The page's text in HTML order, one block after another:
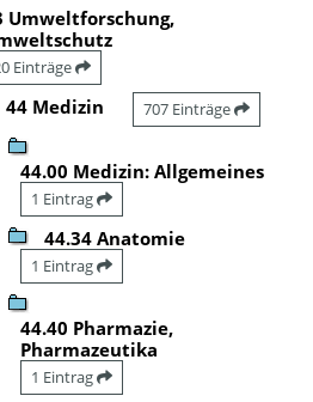
Umweltforschung,
Einträge
44 Medizin 707 Einträge
44.00 Medizin: Allgemeines
1 Eintrag
44.34 Anatomie
1 Eintrag
44.40 Pharmazie,
Pharmazeutika
1 Eintrag